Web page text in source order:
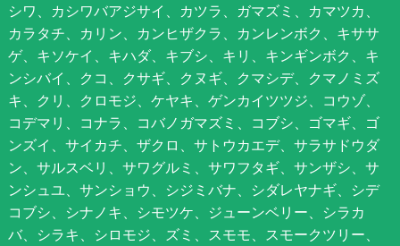
シワ、カシワバアジサイ、カツラ、ガマズミ、カマツカ、
カラタチ、カリン、カンヒザクラ、カンレンボク、キササ
ゲ、キソケイ、キハダ、キブシ、キリ、キンギンボク、キ
ンシバイ、クコ、クサギ、クヌギ、クマシデ、クマノミズ
キ、クリ、クロモジ、ケヤキ、ゲンカイツツジ、コウゾ、
コデマリ、コナラ、コバノガマズミ、コブシ、ゴマギ、ゴ
ンズイ、サイカチ、ザクロ、サトウカエデ、サラサドウダ
ン、サルスベリ、サワグルミ、サワフタギ、サンザシ、サ
ンシュユ、サンショウ、シジミバナ、シダレヤナギ、シデ
コブシ、シナノキ、シモツケ、ジューンベリー、シラカ
バ、シラキ、シロモジ、ズミ、スモモ、スモークツリー、